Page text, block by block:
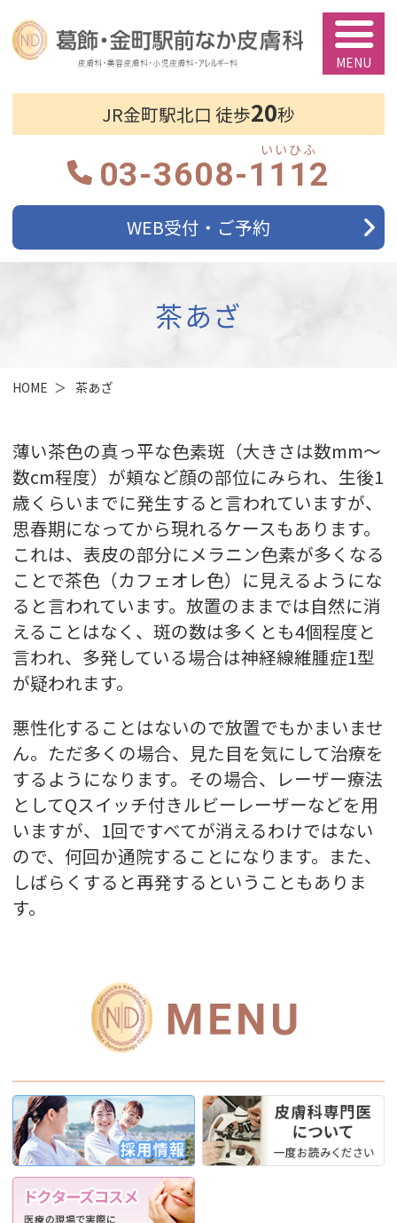
葛飾・金町駅
JR金町駅北口 徒歩20秒
03-3608-1112
WEB受付・ご予約
茶あざ
HOME 茶あざ
薄い茶色の真っ平な色素斑（大きさは数mm～
数cm程度）が頬など顔の部位にみられ、生後1
歳くらいまでに発生すると言われていますが、
思春期になってから現れるケースもあります。
これは、表皮の部分にメラニン色素が多くなる
ことで茶色（カフェオレ色）に見えるようにな
ると言われています。放置のままでは自然に消
えることはなく、斑の数は多くとも4個程度と
言われ、多発している場合は神経線維腫症1型
が疑われます。
悪性化することはないので放置でもかまいませ
ん。ただ多くの場合、見た目を気にして治療を
するようになります。その場合、レーザー療法
としてQスイッチ付きルビーレーザーなどを用
いますが、1回ですべてが消えるわけではない
ので、何回か通院することになります。また、
しばらくすると再発するということもありま
す。